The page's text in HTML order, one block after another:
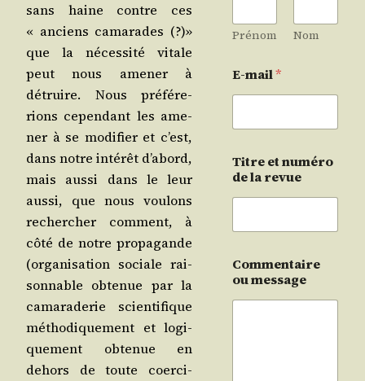
sans haine contre ces
« anciens cama­rades (?)»
que la néces­si­té vitale
peut nous ame­ner à
détruire. Nous pré­fé­re­
rions cepen­dant les ame­
ner à se modi­fier et c’est,
dans notre inté­rêt d’a­bord,
mais aus­si dans le leur
aus­si, que nous vou­lons
recher­cher com­ment, à
côté de notre pro­pa­gande
(orga­ni­sa­tion sociale rai­
son­nable obte­nue par la
cama­ra­de­rie scien­ti­fique
métho­di­que­ment et logi­
que­ment obte­nue en
dehors de toute coer­ci­
Prénom Nom
E-mail*
Titre et numéro
de la revue
Commentaire
ou message